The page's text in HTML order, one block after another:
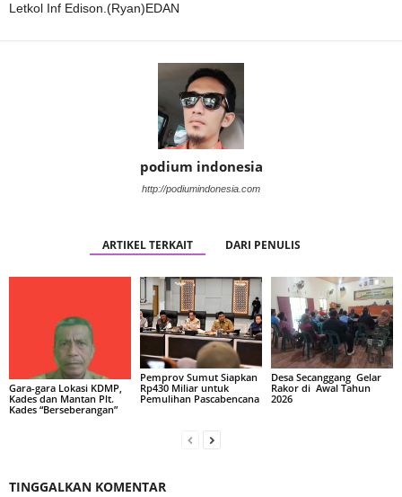
Letkol Inf Edison.(Ryan)EDAN
podium indonesia
http://podiumindonesia.com
ARTIKEL TERKAIT DARI PENULIS
Gara-gara Lokasi KDMP,
Kades dan Mantan Plt.
Kades “Berseberangan”
Pemprov Sumut Siapkan
Rp430 Miliar untuk
Pemulihan Pascabencana
Desa Secanggang Gelar
Rakor di Awal Tahun
2026
TINGGALKAN KOMENTAR